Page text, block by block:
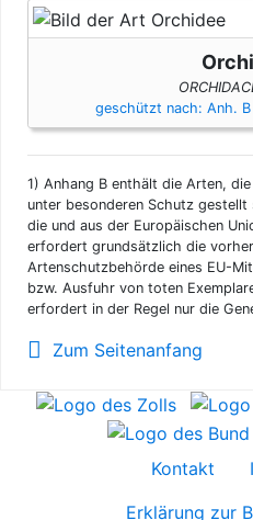
geschützt nach: Anh.
1) Anhang B enthält die Arten,
unter besonderen Schutz
die und aus der Europäischen
erfordert grundsätzlich die
Artenschutzbehörde eines EU-
bzw. Ausfuhr von toten
erfordert in der Regel nur die
Zum Seitenanfang
Kontakt
Erklärung zur